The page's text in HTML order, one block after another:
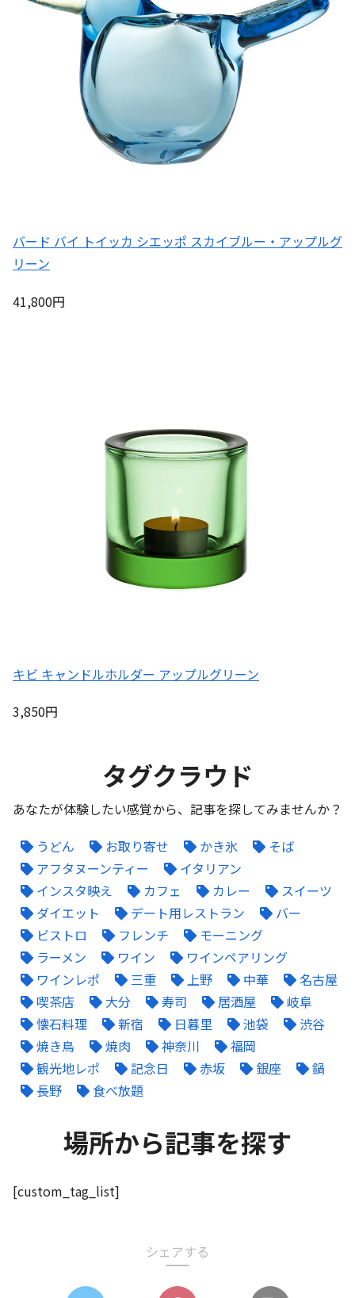
バード バイ トイッカ シエッポ スカイブルー・アップルグ
リーン
41,800円
キビ キャンドルホルダー アップルグリーン
3,850円
タグクラウド
あなたが体験したい感覚から、記事を探してみませんか？
うどん
お取り寄せ かき氷
そば
アフタヌーンティー
イタリアン
インスタ映え
カフェ カレー
スイーツ
ダイエット
デート用レストラン
バー
ビストロ
フレンチ
モーニング
ラーメン
ワイン
ワインペアリング
ワインレポ
三重 上野 中華
名古屋
喫茶店
大分 寿司 居酒屋
岐阜
懐石料理
新宿 日暮里 池袋
渋谷
焼き鳥
焼肉 神奈川
福岡
観光地レポ
記念日 赤坂 銀座
鍋
長野
食べ放題
場所から記事を探す
[custom_tag_list]
シェアする